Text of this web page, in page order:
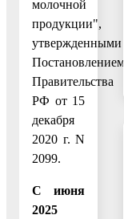
молочной
продукции",
утвержденными
Постановлением
Правительства
РФ от 15
декабря
2020 г. N
2099.
С июня
2025